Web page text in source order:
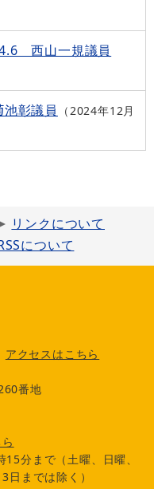
西山一規議員
彰議員
2024年12月
リンクについて
について
アクセスはこちら
番地
分まで（土曜、日曜、
までは除く）